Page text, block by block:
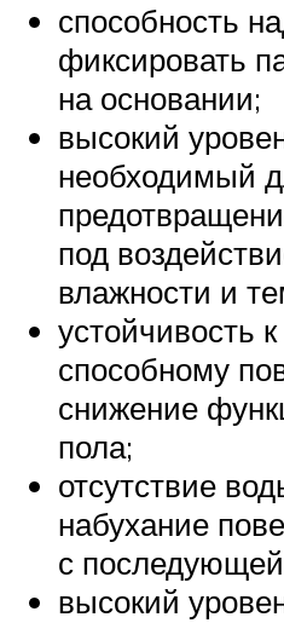
способность
фиксировать
на основании;
высокий
необходимый
под
влажности и
устойчивость
способному
снижение
пола;
отсутствие
набухание
с
высокий